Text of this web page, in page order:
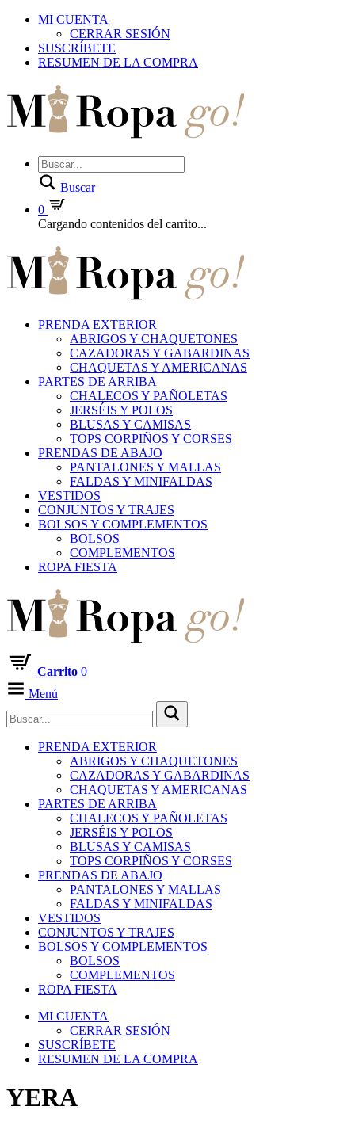
MI CUENTA
CERRAR SESIÓN
SUSCRÍBETE
RESUMEN DE LA COMPRA
Buscar
0
Cargando contenidos del carrito...
PRENDA EXTERIOR
ABRIGOS Y CHAQUETONES
CAZADORAS Y GABARDINAS
CHAQUETAS Y AMERICANAS
PARTES DE ARRIBA
CHALECOS Y PAÑOLETAS
JERSÉIS Y POLOS
BLUSAS Y CAMISAS
TOPS CORPIÑOS Y CORSES
PRENDAS DE ABAJO
PANTALONES Y MALLAS
FALDAS Y MINIFALDAS
VESTIDOS
CONJUNTOS Y TRAJES
BOLSOS Y COMPLEMENTOS
BOLSOS
COMPLEMENTOS
ROPA FIESTA
Carrito 0
Menú
PRENDA EXTERIOR
ABRIGOS Y CHAQUETONES
CAZADORAS Y GABARDINAS
CHAQUETAS Y AMERICANAS
PARTES DE ARRIBA
CHALECOS Y PAÑOLETAS
JERSÉIS Y POLOS
BLUSAS Y CAMISAS
TOPS CORPIÑOS Y CORSES
PRENDAS DE ABAJO
PANTALONES Y MALLAS
FALDAS Y MINIFALDAS
VESTIDOS
CONJUNTOS Y TRAJES
BOLSOS Y COMPLEMENTOS
BOLSOS
COMPLEMENTOS
ROPA FIESTA
MI CUENTA
CERRAR SESIÓN
SUSCRÍBETE
RESUMEN DE LA COMPRA
YERA